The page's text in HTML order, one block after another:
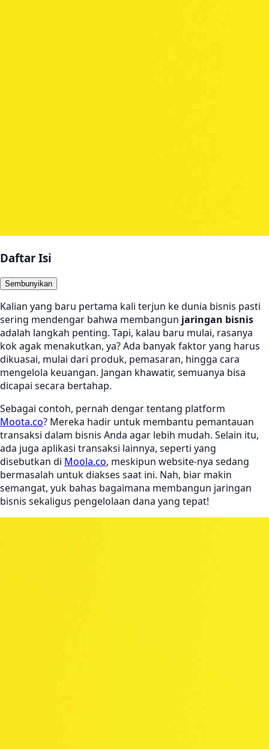
Daftar Isi
Sembunyikan
Kalian yang baru pertama kali terjun ke dunia bisnis pasti
sering mendengar bahwa membangun jaringan bisnis
adalah langkah penting. Tapi, kalau baru mulai, rasanya
kok agak menakutkan, ya? Ada banyak faktor yang harus
dikuasai, mulai dari produk, pemasaran, hingga cara
mengelola keuangan. Jangan khawatir, semuanya bisa
dicapai secara bertahap.
Sebagai contoh, pernah dengar tentang platform
Moota.co? Mereka hadir untuk membantu pemantauan
transaksi dalam bisnis Anda agar lebih mudah. Selain itu,
ada juga aplikasi transaksi lainnya, seperti yang
disebutkan di Moola.co, meskipun website-nya sedang
bermasalah untuk diakses saat ini. Nah, biar makin
semangat, yuk bahas bagaimana membangun jaringan
bisnis sekaligus pengelolaan dana yang tepat!